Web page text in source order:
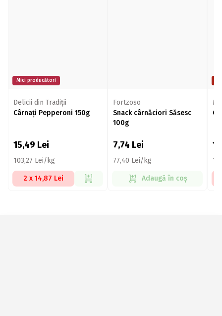
Mici producători
Delicii din Tradiţii
Cârnaţi Pepperoni 150g
15,49 Lei
103,27 Lei/kg
2 x 14,87 Lei
Fortzoso
Snack cârnăciori Săsesc
100g
7,74 Lei
77,40 Lei/kg
Adaugă în coș